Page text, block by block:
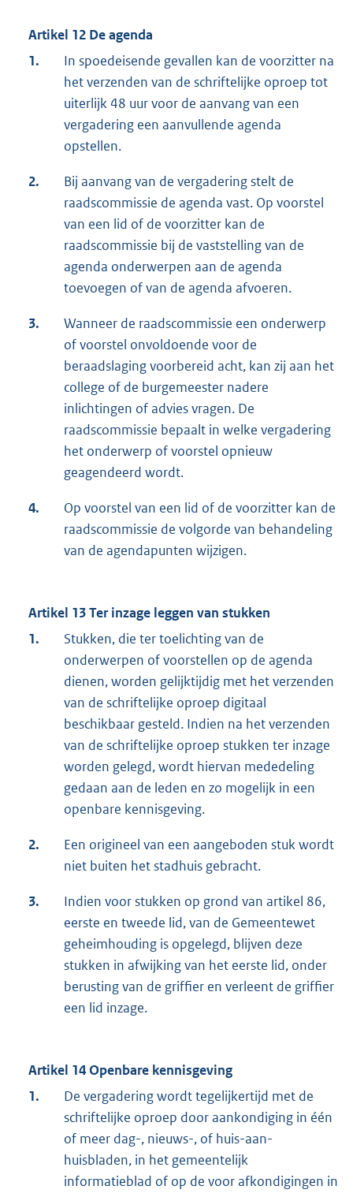
Artikel 12 De agenda
1.
In spoedeisende gevallen kan de voorzitter na
het verzenden van de schriftelijke oproep tot
uiterlijk 48 uur voor de aanvang van een
vergadering een aanvullende agenda
opstellen.
2.
Bij aanvang van de vergadering stelt de
raadscommissie de agenda vast. Op voorstel
van een lid of de voorzitter kan de
raadscommissie bij de vaststelling van de
agenda onderwerpen aan de agenda
toevoegen of van de agenda afvoeren.
3.
Wanneer de raadscommissie een onderwerp
of voorstel onvoldoende voor de
beraadslaging voorbereid acht, kan zij aan het
college of de burgemeester nadere
inlichtingen of advies vragen. De
raadscommissie bepaalt in welke vergadering
het onderwerp of voorstel opnieuw
geagendeerd wordt.
4.
Op voorstel van een lid of de voorzitter kan de
raadscommissie de volgorde van behandeling
van de agendapunten wijzigen.
Artikel 13 Ter inzage leggen van stukken
1.
Stukken, die ter toelichting van de
onderwerpen of voorstellen op de agenda
dienen, worden gelijktijdig met het verzenden
van de schriftelijke oproep digitaal
beschikbaar gesteld. Indien na het verzenden
van de schriftelijke oproep stukken ter inzage
worden gelegd, wordt hiervan mededeling
gedaan aan de leden en zo mogelijk in een
openbare kennisgeving.
2.
Een origineel van een aangeboden stuk wordt
niet buiten het stadhuis gebracht.
3.
Indien voor stukken op grond van artikel 86,
eerste en tweede lid, van de Gemeentewet
geheimhouding is opgelegd, blijven deze
stukken in afwijking van het eerste lid, onder
berusting van de griffier en verleent de griffier
een lid inzage.
Artikel 14 Openbare kennisgeving
1.
De vergadering wordt tegelijkertijd met de
schriftelijke oproep door aankondiging in één
of meer dag-, nieuws-, of huis-aan-
huisbladen, in het gemeentelijk
informatieblad of op de voor afkondigingen in